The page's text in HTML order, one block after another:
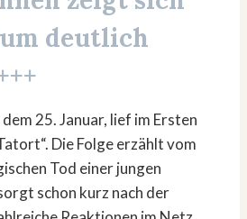
deutlich
25. Januar, lief im Ersten
Die Folge erzählt vom
Tod einer jungen
schon kurz nach der